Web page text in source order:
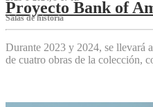
Proyecto Bank of
S‌alas de historia
Durante 2023 y 2024, se llevará
de cuatro obras de la colección,